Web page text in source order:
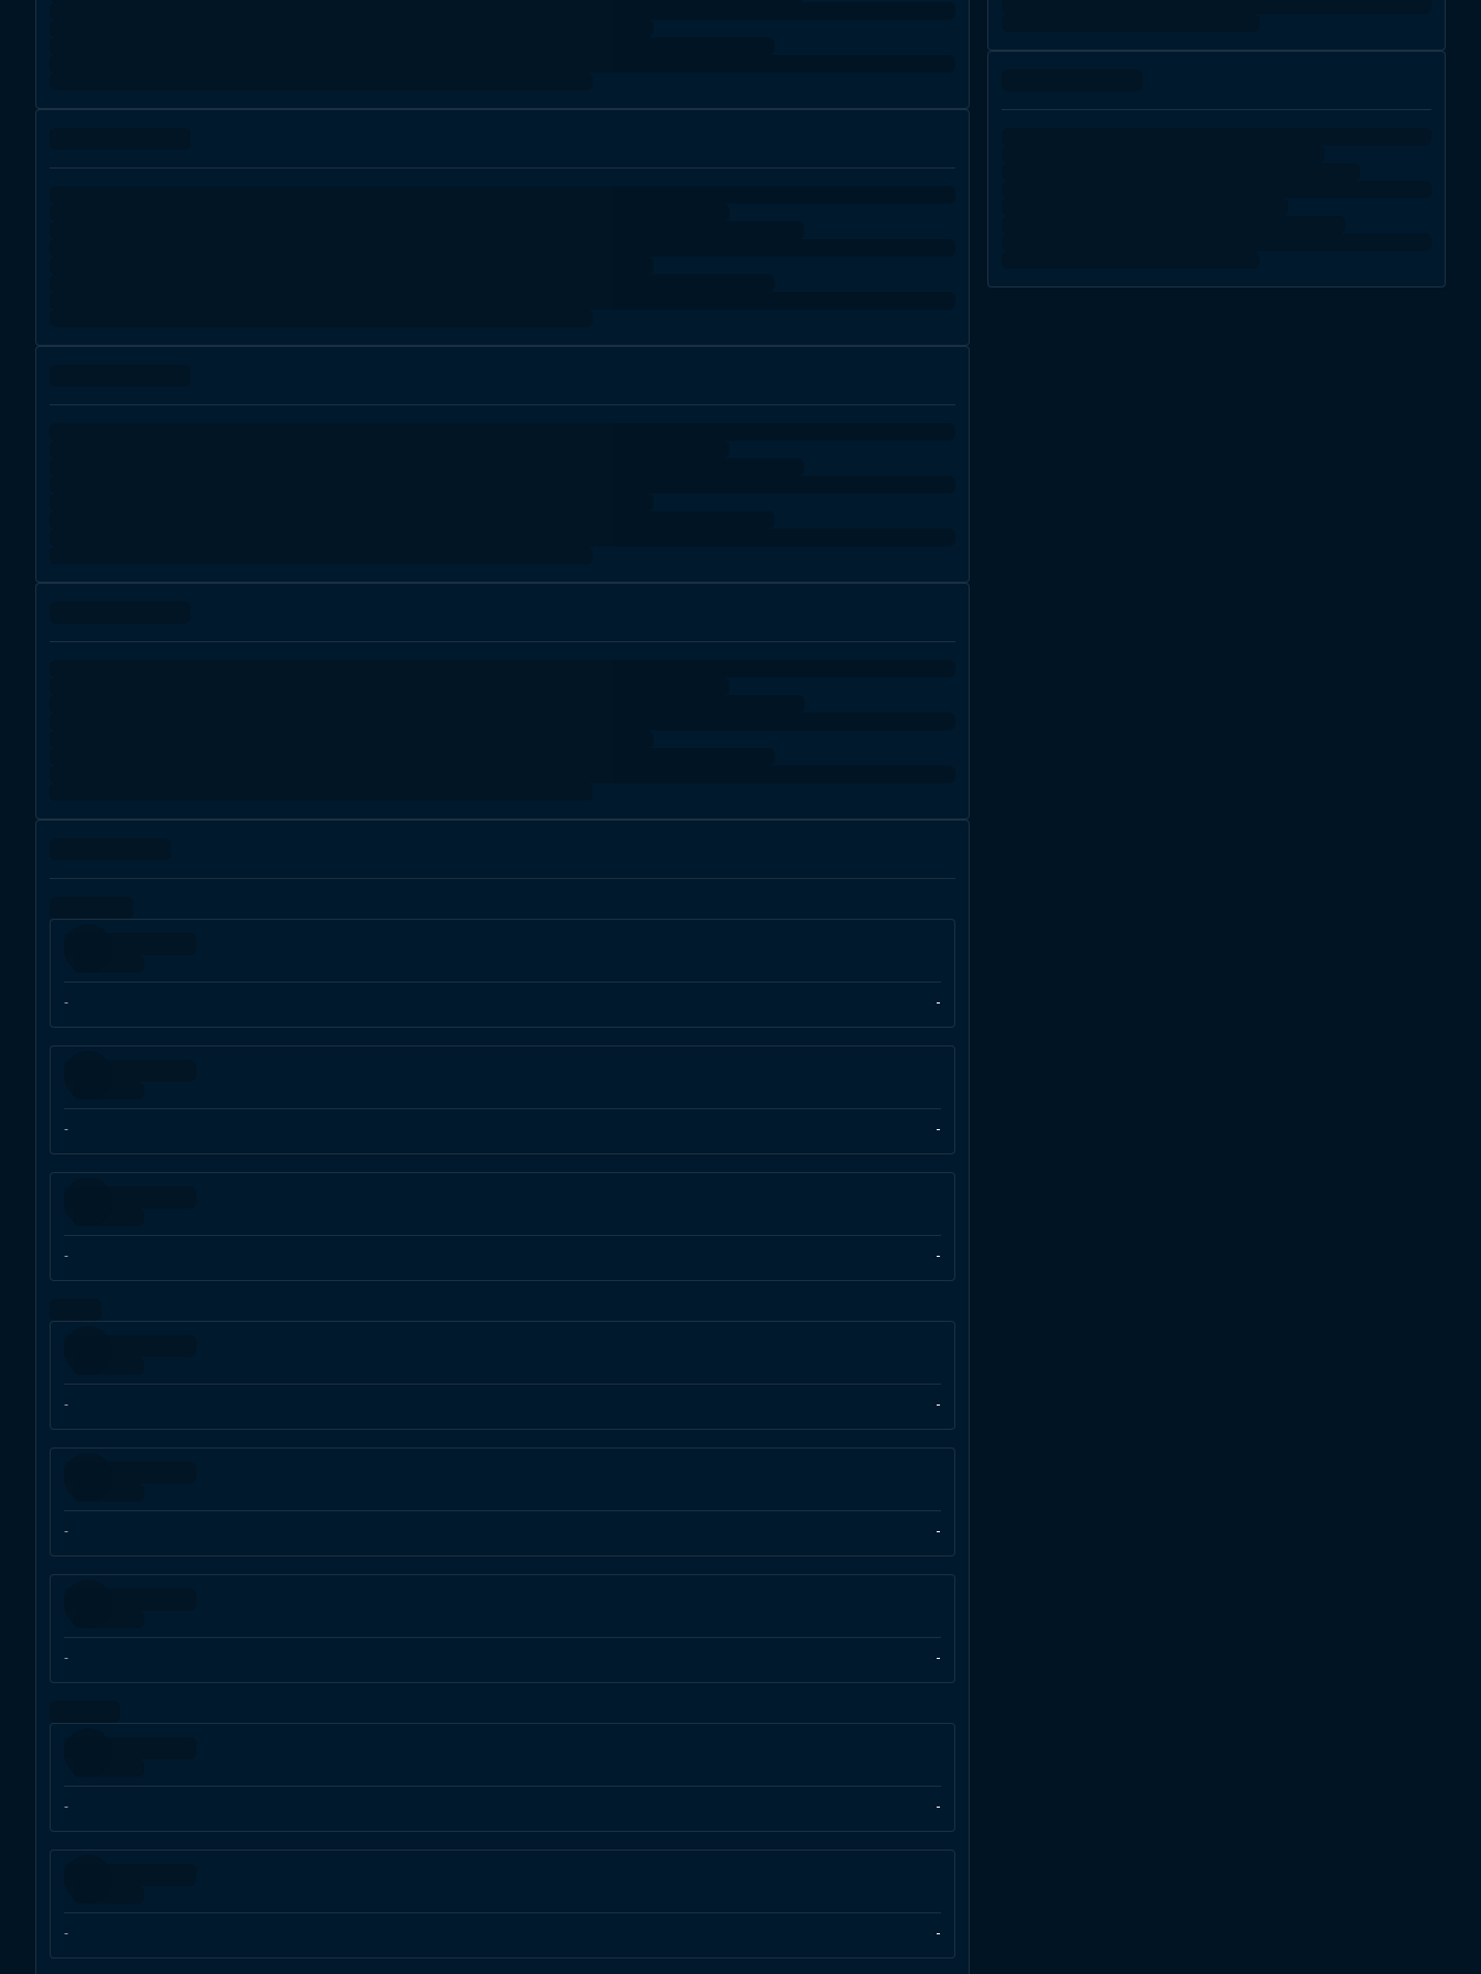
- -
- -
- -
- -
- -
- -
- -
- -